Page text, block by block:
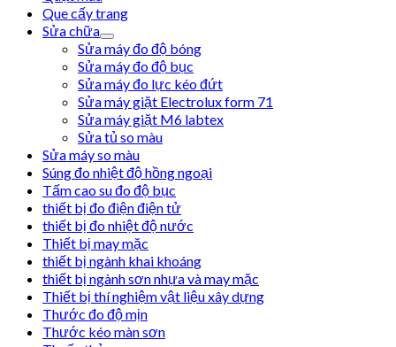
Que cấy trang
Sửa chữa
Sửa máy đo độ bóng
Sửa máy đo độ bục
Sửa máy đo lực kéo đứt
Sửa máy giặt Electrolux form 71
Sửa máy giặt M6 labtex
Sửa tủ so màu
Sửa máy so màu
Súng đo nhiệt độ hồng ngoại
Tấm cao su đo độ bục
thiết bị đo điện điện tử
thiết bị đo nhiệt độ nước
Thiết bị may mặc
thiết bị ngành khai khoáng
thiết bị ngành sơn nhựa và may mặc
Thiết bị thí nghiệm vật liệu xây dựng
Thước đo độ mịn
Thước kéo màn sơn